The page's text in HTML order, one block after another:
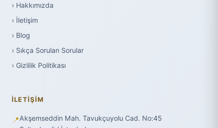
› Hakkımızda
› İletişim
› Blog
› Sıkça Sorulan Sorular
› Gizlilik Politikası
İLETIŞIM
📍Akşemseddin Mah. Tavukçuyolu Cad. No:45